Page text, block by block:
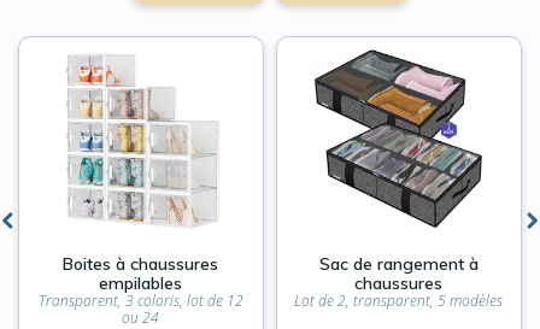
Boites à chaussures
empilables
Transparent, 3 coloris, lot de 12
ou 24
Sac de rangement à
chaussures
Lot de 2, transparent, 5 modèles